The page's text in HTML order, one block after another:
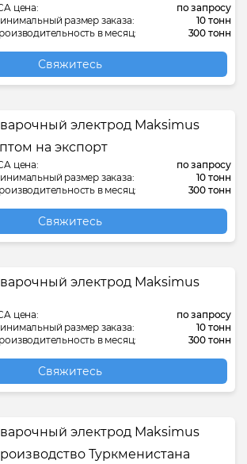
цена:
по запросу
размер заказа:
10 тонн
в месяц:
300 тонн
Свяжитесь
электрод Maksimus
на экспорт
цена:
по запросу
размер заказа:
10 тонн
в месяц:
300 тонн
Свяжитесь
электрод Maksimus
цена:
по запросу
размер заказа:
10 тонн
в месяц:
300 тонн
Свяжитесь
электрод Maksimus
Туркменистана